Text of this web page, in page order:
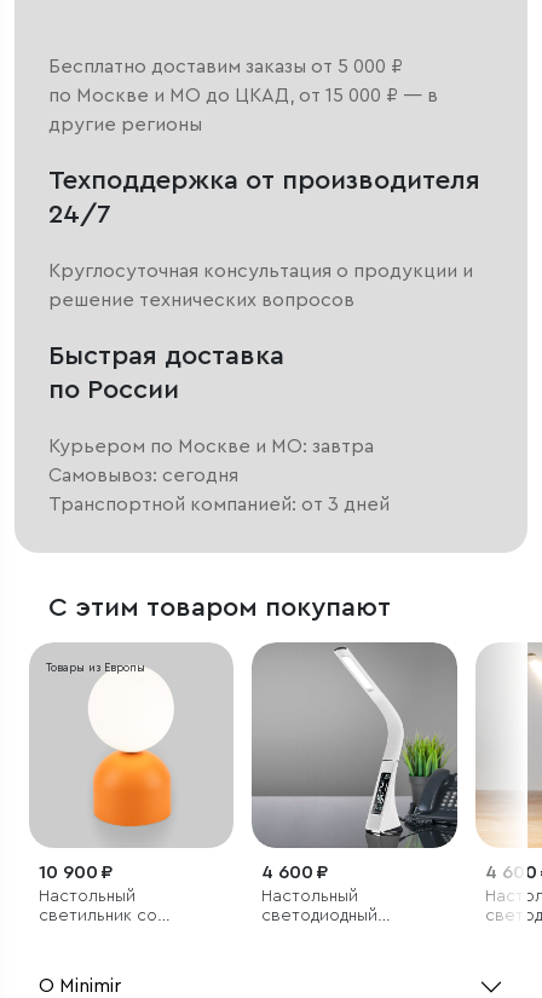
Бесплатно доставим заказы от 5 000 ₽
по Москве и МО до ЦКАД, от 15 000 ₽ — в
другие регионы
Техподдержка от производителя
24/7
Круглосуточная консультация о продукции и
решение технических вопросов
Быстрая доставка
по России
Курьером по Москве и МО: завтра
Самовывоз: сегодня
Транспортной компанией: от 3 дней
С этим товаром покупают
Товары из Европы
10 900 ₽
Настольный
светильник со
4 600 ₽
Настольный
светодиодный
4 600
О Minimir